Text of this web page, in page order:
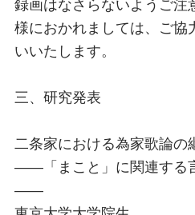
様におかれましては、ご協
いいたします。
三、研究発表
二条家における為家歌論の
――「まこと」に関連する
――